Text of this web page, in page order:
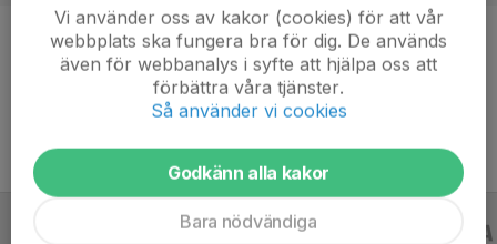
Position
-
10 år
ALLA ÅR
Vi använder oss av kakor (cookies) för att vår
webbplats ska fungera bra för dig. De används
även för webbanalys i syfte att hjälpa oss att
förbättra våra tjänster.
Så använder vi cookies
Godkänn alla kakor
Bara nödvändiga